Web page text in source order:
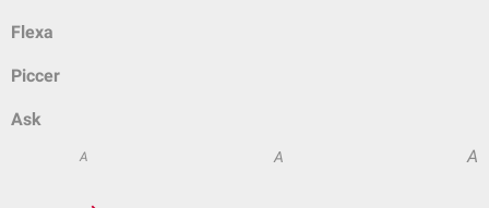
Flexa
Piccer
Ask
A A A